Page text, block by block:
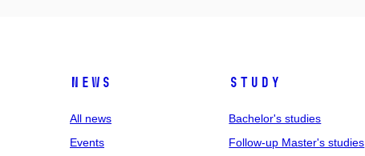
News
All news
Events
Study
Bachelor's studies
Follow-up Master's studies